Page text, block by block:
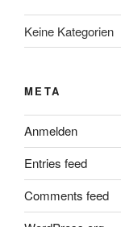
Keine Kategorien
META
Anmelden
Entries feed
Comments feed